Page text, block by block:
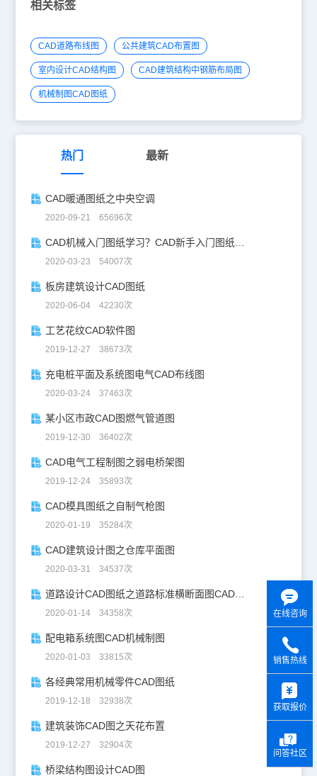
相关标签
CAD道路布线图 公共建筑CAD布置图
室内设计CAD结构图 CAD建筑结构中钢筋布局图
机械制图CAD图纸
热门 最新
CAD暖通图纸之中央空调
2020-09-21 65696次
CAD机械入门图纸学习？CAD新手入门图纸练习
2020-03-23 54007次
板房建筑设计CAD图纸
2020-06-04 42230次
工艺花纹CAD软件图
2019-12-27 38673次
充电桩平面及系统图电气CAD布线图
2020-03-24 37463次
某小区市政CAD图燃气管道图
2019-12-30 36402次
CAD电气工程制图之弱电桥架图
2019-12-24 35893次
CAD模具图纸之自制气枪图
2020-01-19 35284次
CAD建筑设计图之仓库平面图
2020-03-31 34537次
道路设计CAD图纸之道路标准横断面图CAD图纸
2020-01-14 34358次
配电箱系统图CAD机械制图
2020-01-03 33815次
各经典常用机械零件CAD图纸
2019-12-18 32938次
建筑装饰CAD图之天花布置
2019-12-27 32904次
桥梁结构图设计CAD图
在线咨询
销售热线
获取报价
问答社区